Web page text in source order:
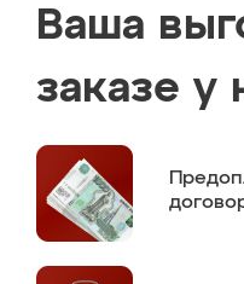
Ваша
заказе у